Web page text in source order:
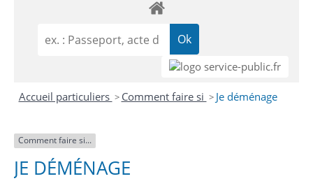
Accueil particuliers > Comment faire si > Je déménage
Comment faire si...
JE DÉMÉNAGE